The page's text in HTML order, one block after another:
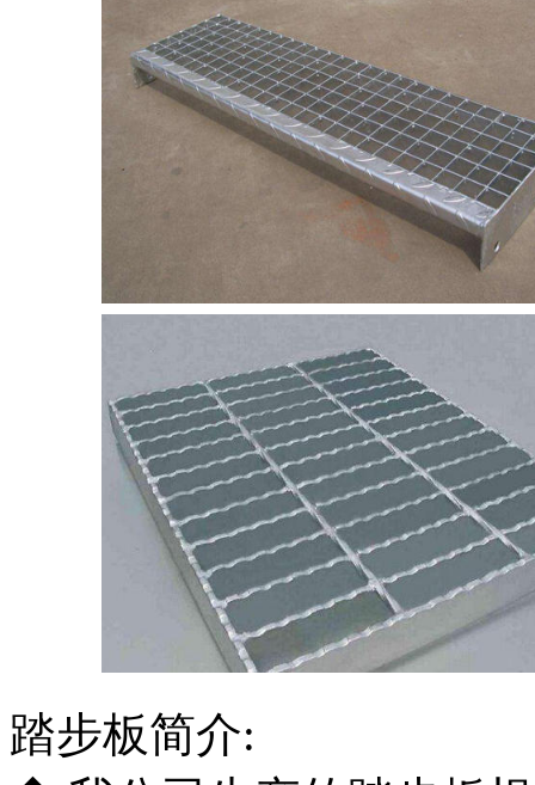
踏步板简介: